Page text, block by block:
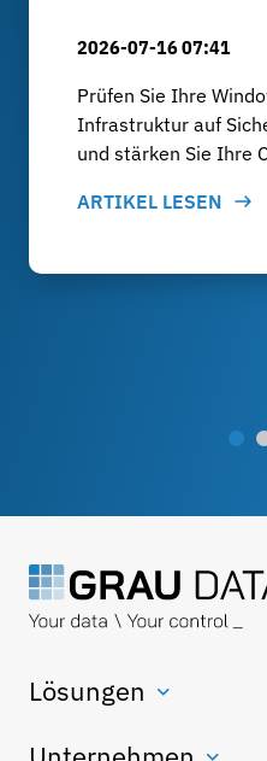
2026-07-16 07:41
Prüfen Sie Ihre
Infrastruktur auf
und stärken Sie Ihre
ARTIKEL LESEN
Lösungen